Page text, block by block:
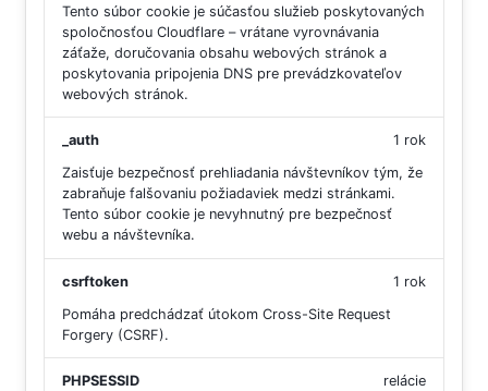
Tento súbor cookie je súčasťou služieb poskytovaných
spoločnosťou Cloudflare – vrátane vyrovnávania
záťaže, doručovania obsahu webových stránok a
poskytovania pripojenia DNS pre prevádzkovateľov
webových stránok.
_auth
Zaisťuje bezpečnosť prehliadania návštevníkov tým, že
zabraňuje falšovaniu požiadaviek medzi stránkami.
Tento súbor cookie je nevyhnutný pre bezpečnosť
webu a návštevníka.
1 rok
csrftoken
Pomáha predchádzať útokom Cross-Site Request
Forgery (CSRF).
1 rok
PHPSESSID relácie